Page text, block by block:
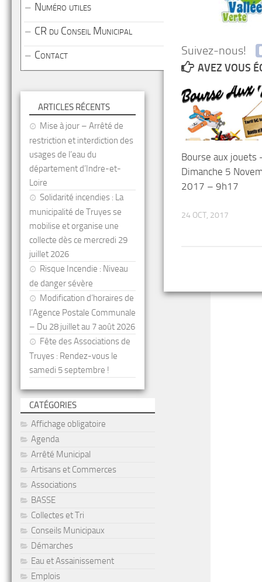
Suivez-nous!
AVEZ VOUS
Bourse aux jouets
Dimanche 5
2017 – 9h17
24 OCT, 2017
Numéro utiles
CR du Conseil Municipal
Contact
ARTICLES RÉCENTS
Mise à jour – Arrêté de
restriction et interdiction des
usages de l’eau du
département d’Indre-et-
Loire
Solidarité incendies : La
municipalité de Truyes se
mobilise et organise une
collecte dès ce mercredi 29
juillet 2026
Risque Incendie : Niveau
de danger sévère
Modification d’horaires de
l’Agence Postale Communale
– Du 28 juillet au 7 août 2026
Fête des Associations de
Truyes : Rendez-vous le
samedi 5 septembre !
CATÉGORIES
Affichage obligatoire
Agenda
Arrêté Municipal
Artisans et Commerces
Associations
BASSE
Collectes et Tri
Conseils Municipaux
Démarches
Eau et Assainissement
Emplois